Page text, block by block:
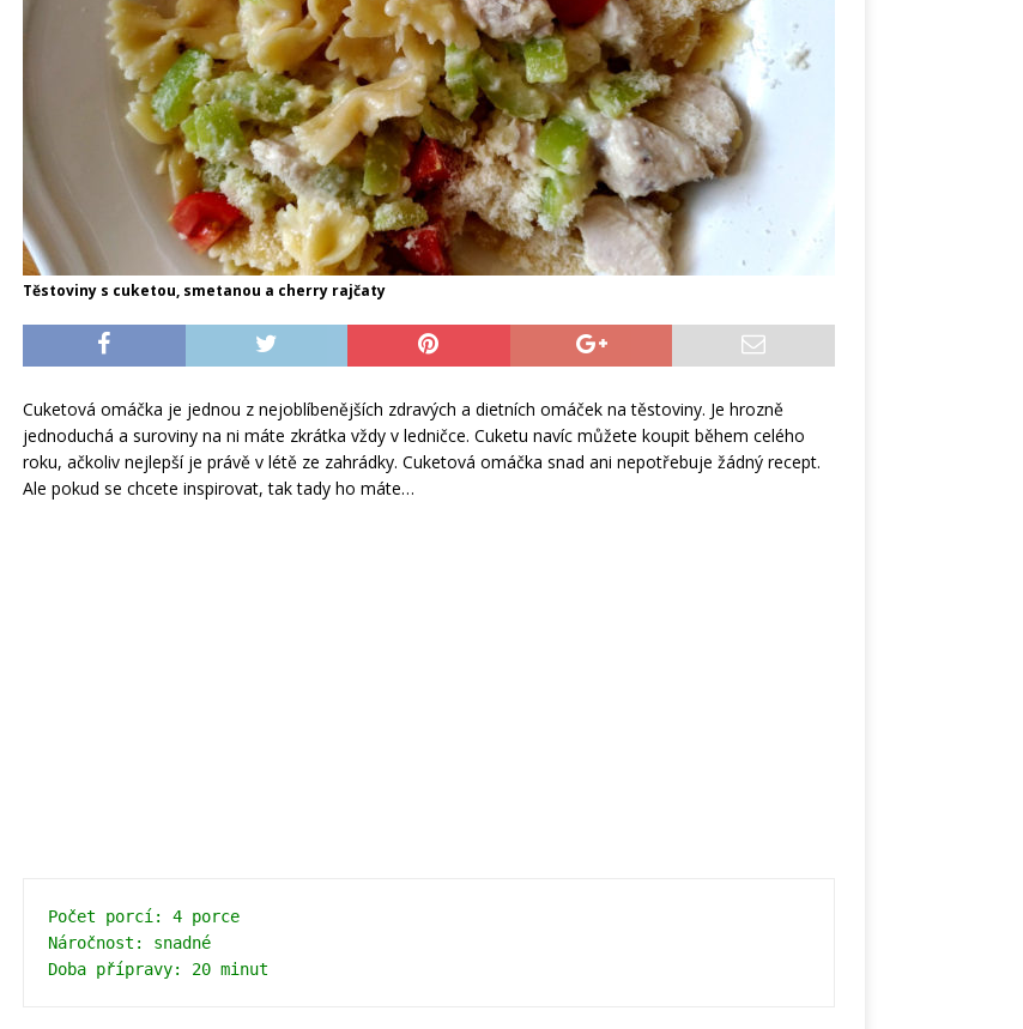
Těstoviny s cuketou, smetanou a cherry rajčaty
Cuketová omáčka je jednou z nejoblíbenějších zdravých a dietních omáček na těstoviny. Je hrozně
jednoduchá a suroviny na ni máte zkrátka vždy v ledničce. Cuketu navíc můžete koupit během celého
roku, ačkoliv nejlepší je právě v létě ze zahrádky. Cuketová omáčka snad ani nepotřebuje žádný recept.
Ale pokud se chcete inspirovat, tak tady ho máte…
Počet porcí: 4 porce
Náročnost: snadné